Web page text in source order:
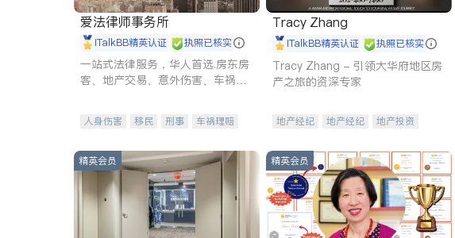
爱法律师事务所
iTalkBB精英认证 执照已核实
一站式法律服务，华人首选.房东房
客、地产交易、意外伤害、车祸重
人身伤害 移民 刑事
车祸理赔
商标注册
索赔 律师-其它 保释
Tracy Zhang
iTalkBB精英认证 执照已核实
Tracy Zhang - 引领大华府地区房
产之旅的资深专家
地产经纪 地产经纪
地产投资
精英会员 精英会员